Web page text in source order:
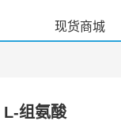
现货商城
L-组氨酸